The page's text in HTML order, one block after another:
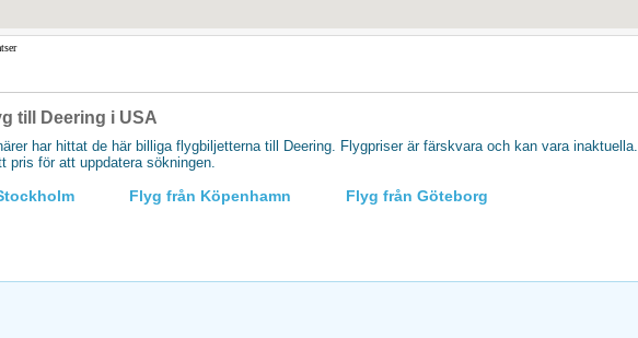
till Deering i USA
har hittat de här billiga flygbiljetterna till Deering. Flygpriser är färskvara och kan vara inaktuella.
pris för att uppdatera sökningen.
Flyg från Köpenhamn Flyg från Göteborg